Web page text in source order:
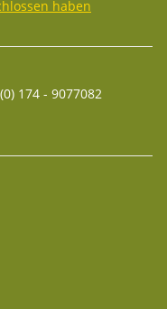
haben
174 - 9077082